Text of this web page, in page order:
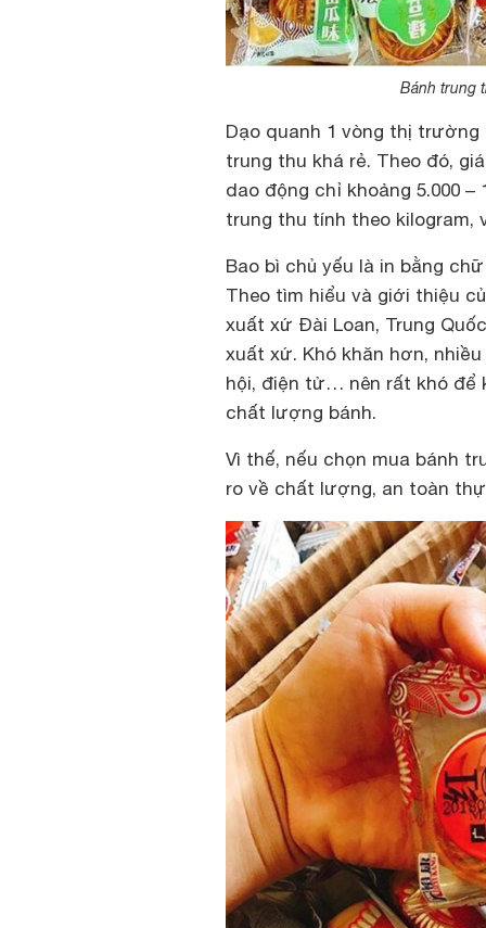
Bánh trung
Dạo quanh 1 vòng thị
trung thu khá rẻ. Theo đó,
dao động chỉ khoảng 5.000
trung thu tính theo kilogram,
Bao bì chủ yếu là in bằng
Theo tìm hiểu và giới thiệu
xuất xứ Đài Loan, Trung
xuất xứ. Khó khăn hơn,
hội, điện tử… nên rất khó để
chất lượng bánh.
Vì thế, nếu chọn mua bánh
ro về chất lượng, an toàn